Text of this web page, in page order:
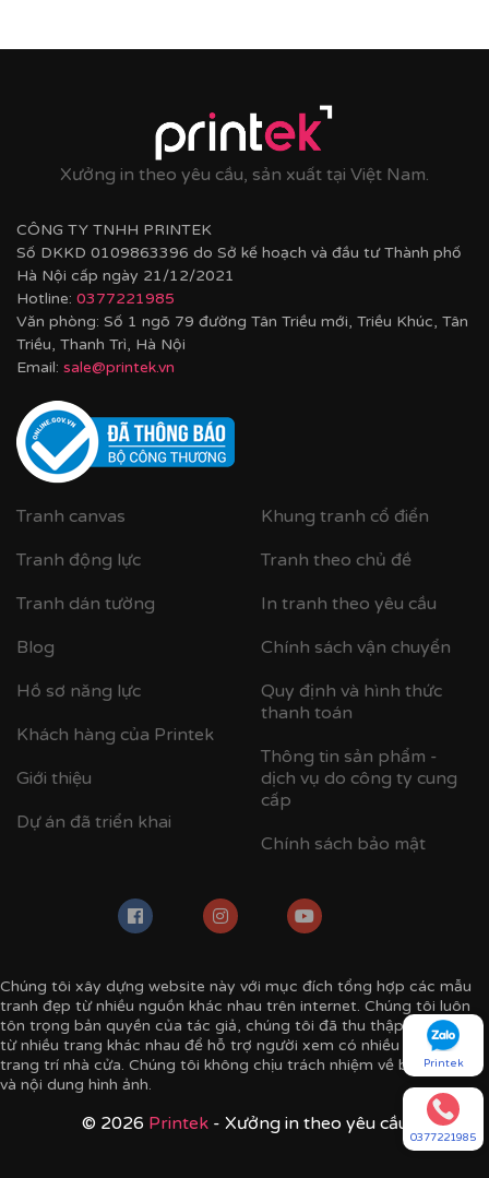
Xưởng in theo yêu cầu, sản xuất tại Việt Nam.
CÔNG TY TNHH PRINTEK
Số DKKD 0109863396 do Sở kế hoạch và đầu tư Thành phố
Hà Nội cấp ngày 21/12/2021
Hotline: 0377221985
Văn phòng: Số 1 ngõ 79 đường Tân Triều mới, Triều Khúc, Tân
Triều, Thanh Trì, Hà Nội
Email: sale@printek.vn
Tranh canvas
Tranh động lực
Tranh dán tường
Blog
Hồ sơ năng lực
Khách hàng của Printek
Giới thiệu
Dự án đã triển khai
Khung tranh cổ điển
Tranh theo chủ đề
In tranh theo yêu cầu
Chính sách vận chuyển
Quy định và hình thức
thanh toán
Thông tin sản phẩm -
dịch vụ do công ty cung
cấp
Chính sách bảo mật
Chúng tôi xây dựng website này với mục đích tổng hợp các mẫu
tranh đẹp từ nhiều nguồn khác nhau trên internet. Chúng tôi luôn
tôn trọng bản quyền của tác giả, chúng tôi đã thu thập mẫu tranh
từ nhiều trang khác nhau để hỗ trợ người xem có nhiều ý tưởng
trang trí nhà cửa. Chúng tôi không chịu trách nhiệm về bản quyền
và nội dung hình ảnh.
© 2026 Printek- Xưởng in theo yêu cầu
Printek
0377221985